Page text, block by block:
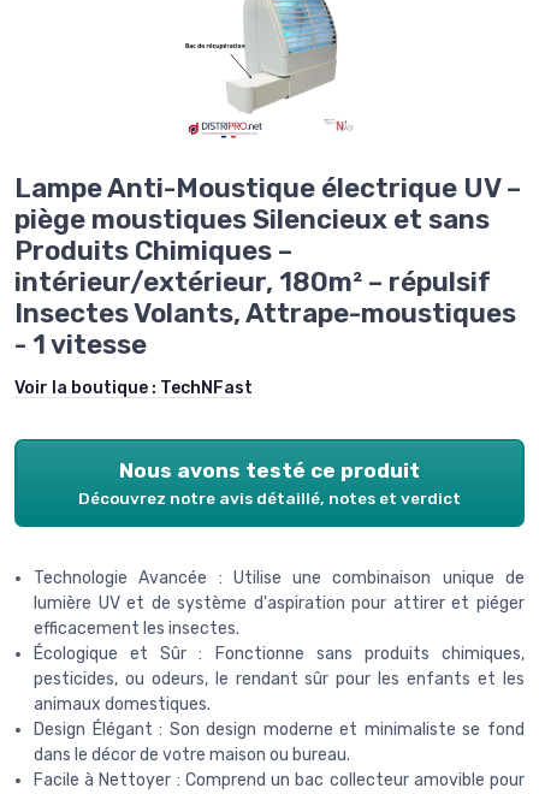
Lampe Anti-Moustique électrique UV –
piège moustiques Silencieux et sans
Produits Chimiques –
intérieur/extérieur, 180m² – répulsif
Insectes Volants, Attrape-moustiques
- 1 vitesse
Voir la boutique : TechNFast
Nous avons testé ce produit
Découvrez notre avis détaillé, notes et verdict
Technologie Avancée : Utilise une combinaison unique de
lumière UV et de système d'aspiration pour attirer et piéger
efficacement les insectes.
Écologique et Sûr : Fonctionne sans produits chimiques,
pesticides, ou odeurs, le rendant sûr pour les enfants et les
animaux domestiques.
Design Élégant : Son design moderne et minimaliste se fond
dans le décor de votre maison ou bureau.
Facile à Nettoyer : Comprend un bac collecteur amovible pour